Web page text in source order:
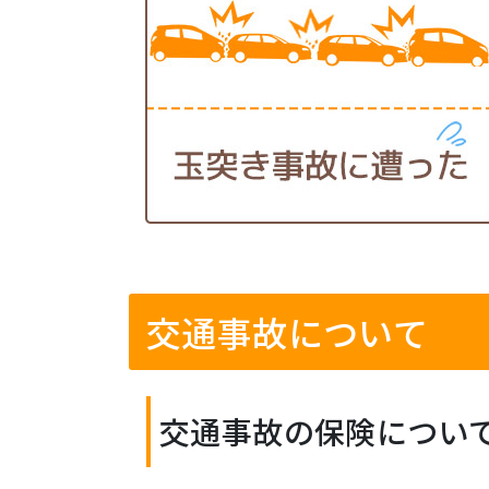
交通事故について
交通事故の保険につい